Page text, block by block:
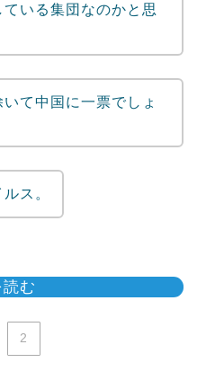
いる集団なのかと思
て中国に一票でしょ
ス。
む
2